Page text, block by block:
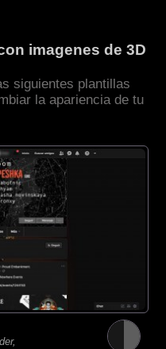
imagenes de 3D
siguientes plantillas
la apariencia de tu